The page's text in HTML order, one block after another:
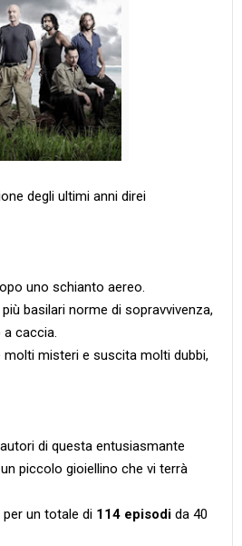
degli ultimi anni direi
uno schianto aereo.
basilari norme di sopravvivenza,
caccia.
misteri e suscita molti dubbi,
di questa entusiasmante
piccolo gioiellino che vi terrà
per un totale di 114 episodi da 40